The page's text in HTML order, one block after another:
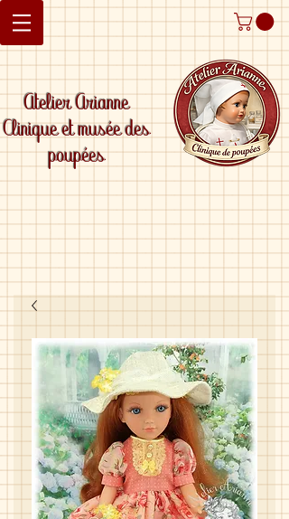
Atelier Arianne
Clinique et musée des
poupées